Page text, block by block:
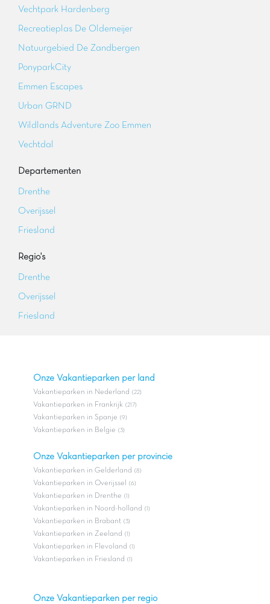
Vechtpark Hardenberg
Recreatieplas De Oldemeijer
Natuurgebied De Zandbergen
PonyparkCity
Emmen Escapes
Urban GRND
Wildlands Adventure Zoo Emmen
Vechtdal
Departementen
Drenthe
Overijssel
Friesland
Regio's
Drenthe
Overijssel
Friesland
Onze Vakantieparken per land
Vakantieparken in Nederland (22)
Vakantieparken in Frankrijk (217)
Vakantieparken in Spanje (9)
Vakantieparken in Belgie (3)
Onze Vakantieparken per provincie
Vakantieparken in Gelderland (8)
Vakantieparken in Overijssel (6)
Vakantieparken in Drenthe (1)
Vakantieparken in Noord-holland (1)
Vakantieparken in Brabant (3)
Vakantieparken in Zeeland (1)
Vakantieparken in Flevoland (1)
Vakantieparken in Friesland (1)
Onze Vakantieparken per regio